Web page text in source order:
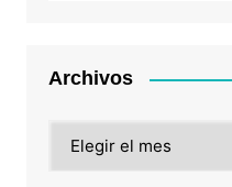
Archivos